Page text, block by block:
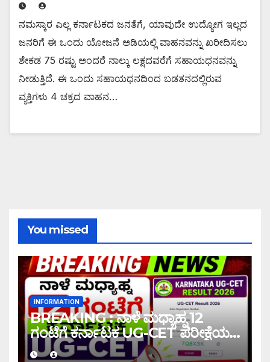
ನಮಸ್ಕಾರ ಎಲ್ಲ ಕರ್ನಾಟಕದ ಜನತೆಗೆ, ಯಾವುದೇ ಉದ್ಯೋಗ ಇಲ್ಲದ
ಜನರಿಗೆ ಈ ಒಂದು ಯೋಜನೆ ಅಡಿಯಲ್ಲಿ ವಾಹನವನ್ನು ಖರೀದಿಸಲು
ಶೇಕಡ 75 ರಷ್ಟು ಅಂದರೆ ನಾಲ್ಕು ಲಕ್ಷದವರೆಗೆ ಸಹಾಯಧನವನ್ನು
ನೀಡುತ್ತಿದೆ. ಈ ಒಂದು ಸಹಾಯಧನದಿಂದ ಬಡತನದಲ್ಲಿರುವ
ವ್ಯಕ್ತಿಗಳು 4 ಚಕ್ರದ ವಾಹನ…
You missed
INFORMATION
BREAKING : ನಾಳೆ ಮಧ್ಯಾಹ್ನ 12
ಗಂಟೆಗೆ ಕರ್ನಾಟಕ UG-CET ಪರೀಕ್ಷೆಯ
ಫಲಿತಾಂಶ ಪ್ರಕಟ |UG-CET Result